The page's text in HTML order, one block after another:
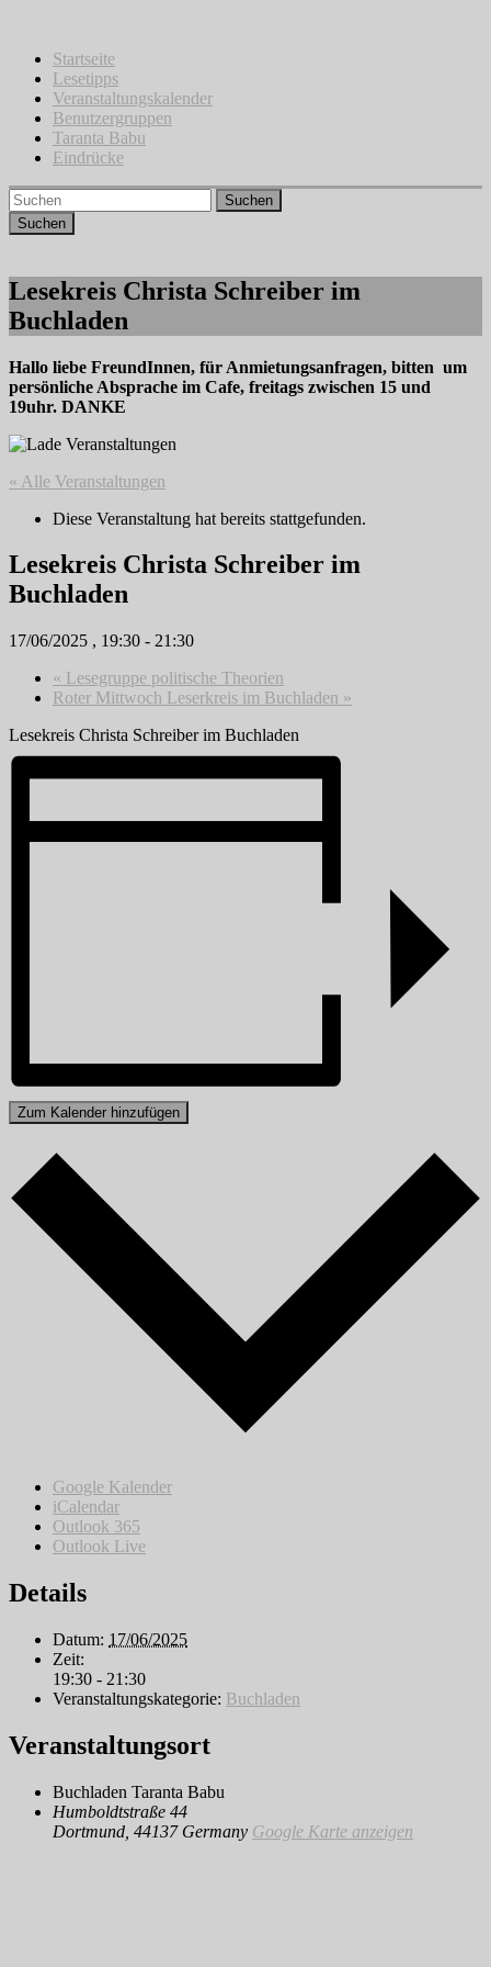
springenStartseite
Lesetipps
Veranstaltungskalender
Benutzergruppen
Taranta Babu
Eindrücke
Suchen
Lesekreis Christa Schreiber im
Buchladen
Hallo liebe FreundInnen, für Anmietungsanfragen, bitten um
persönliche Absprache im Cafe, freitags zwischen 15 und
19uhr. DANKE
« Alle Veranstaltungen
Diese Veranstaltung hat bereits stattgefunden.
Lesekreis Christa Schreiber im
Buchladen
17/06/2025 , 19:30 - 21:30
« Lesegruppe politische Theorien
Roter Mittwoch Leserkreis im Buchladen »
Lesekreis Christa Schreiber im Buchladen
Zum Kalender hinzufügen
Google Kalender
iCalendar
Outlook 365
Outlook Live
Details
Datum: 17/06/2025
Zeit:
19:30 - 21:30
Veranstaltungskategorie: Buchladen
Veranstaltungsort
Buchladen Taranta Babu
Humboldtstraße 44
Dortmund 44137 Germany Google Karte anzeigen